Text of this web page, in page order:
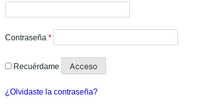
Contraseña *
Recuérdame Acceso
¿Olvidaste la contraseña?